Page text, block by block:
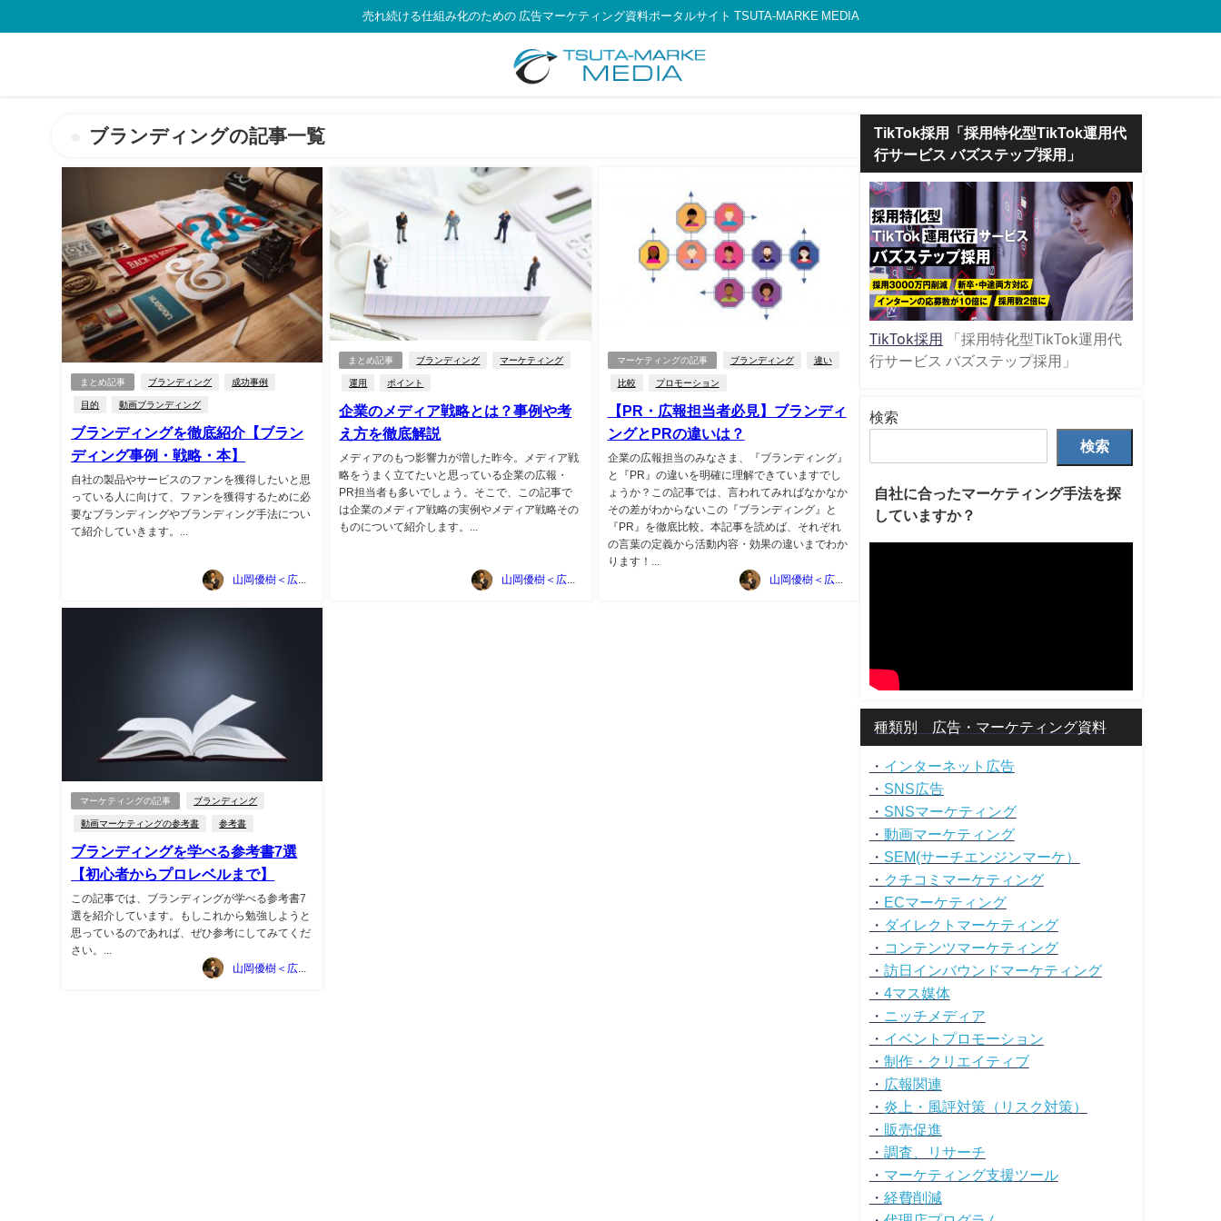
売れ続ける仕組み化のための 広告マーケティング資料ポータルサイト TSUTA-MARKE MEDIA
ブランディングの記事一覧
まとめ記事 ブランディング 成功事例
目的 動画ブランディング
ブランディングを徹底紹介【ブラン
ディング事例・戦略・本】
自社の製品やサービスのファンを獲得したいと思
っている人に向けて、ファンを獲得するために必
要なブランディングやブランディング手法につい
て紹介していきます。...
山岡優樹＜広告マーケティング資料ポータルサイト TSUTA-MARKE＞
まとめ記事 ブランディング マーケティング
運用 ポイント
企業のメディア戦略とは？事例や考
え方を徹底解説
メディアのもつ影響力が増した昨今。メディア戦
略をうまく立てたいと思っている企業の広報・
PR担当者も多いでしょう。そこで、この記事で
は企業のメディア戦略の実例やメディア戦略その
ものについて紹介します。...
山岡優樹＜広告マーケティング資料ポータルサイト TSUTA-MARKE＞
マーケティングの記事 ブランディング 違い
比較 プロモーション
【PR・広報担当者必見】ブランディ
ングとPRの違いは？
企業の広報担当のみなさま、『ブランディング』
と『PR』の違いを明確に理解できていますでし
ょうか？この記事では、言われてみればなかなか
その差がわからないこの『ブランディング』と
『PR』を徹底比較。本記事を読めば、それぞれ
の言葉の定義から活動内容・効果の違いまでわか
ります！...
山岡優樹＜広告マーケティング資料ポータルサイト TSUTA-MARKE＞
マーケティングの記事 ブランディング
動画マーケティングの参考書 参考書
ブランディングを学べる参考書7選
【初心者からプロレベルまで】
この記事では、ブランディングが学べる参考書7
選を紹介しています。もしこれから勉強しようと
思っているのであれば、ぜひ参考にしてみてくだ
さい。...
TikTok採用「採用特化型TikTok運用代
行サービス バズステップ採用」
TikTok採用 「採用特化型TikTok運用代
行サービス バズステップ採用」
検索
検索
自社に合ったマーケティング手法を探
していますか？
種類別 広告・マーケティング資料
・ インターネット広告
・ SNS広告
・ SNSマーケティング
・ 動画マーケティング
・ SEM(サーチエンジンマーケ）
・ クチコミマーケティング
・ ECマーケティング
・ ダイレクトマーケティング
・ コンテンツマーケティング
・ 訪日インバウンドマーケティング
・ 4マス媒体
・ ニッチメディア
・ イベントプロモーション
・ 制作・クリエイティブ
・ 広報関連
・ 炎上・風評対策（リスク対策）
・ 販売促進
・ 調査、リサーチ
・ マーケティング支援ツール
・ 経費削減